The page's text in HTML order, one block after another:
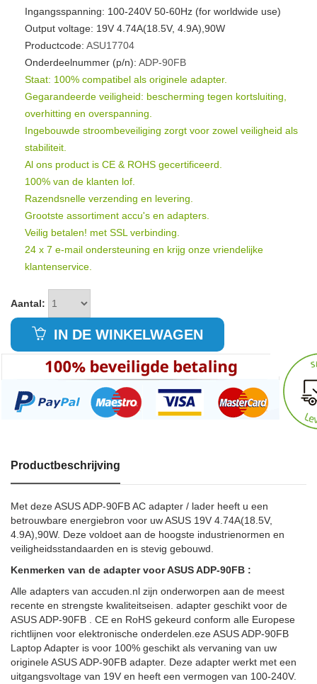
Ingangsspanning: 100-240V 50-60Hz (for worldwide use)
Output voltage: 19V 4.74A(18.5V, 4.9A),90W
Productcode: ASU17704
Onderdeelnummer (p/n): ADP-90FB
Staat: 100% compatibel als originele adapter.
Gegarandeerde veiligheid: bescherming tegen kortsluiting,
overhitting en overspanning.
Ingebouwde stroombeveiliging zorgt voor zowel veiligheid als
stabiliteit.
Al ons product is CE & ROHS gecertificeerd.
100% van de klanten lof.
Razendsnelle verzending en levering.
Grootste assortiment accu's en adapters.
Veilig betalen! met SSL verbinding.
24 x 7 e-mail ondersteuning en krijg onze vriendelijke
klantenservice.
Aantal:
IN DE WINKELWAGEN
Productbeschrijving
Met deze ASUS ADP-90FB AC adapter / lader heeft u een
betrouwbare energiebron voor uw ASUS 19V 4.74A(18.5V,
4.9A),90W. Deze voldoet aan de hoogste industrienormen en
veiligheidsstandaarden en is stevig gebouwd.
Kenmerken van de adapter voor ASUS ADP-90FB :
Alle adapters van accuden.nl zijn onderworpen aan de meest
recente en strengste kwaliteitseisen. adapter geschikt voor de
ASUS ADP-90FB . CE en RoHS gekeurd conform alle Europese
richtlijnen voor elektronische onderdelen.eze ASUS ADP-90FB
Laptop Adapter is voor 100% geschikt als vervaning van uw
originele ASUS ADP-90FB adapter. Deze adapter werkt met een
uitgangsvoltage van 19V en heeft een vermogen van 100-240V.